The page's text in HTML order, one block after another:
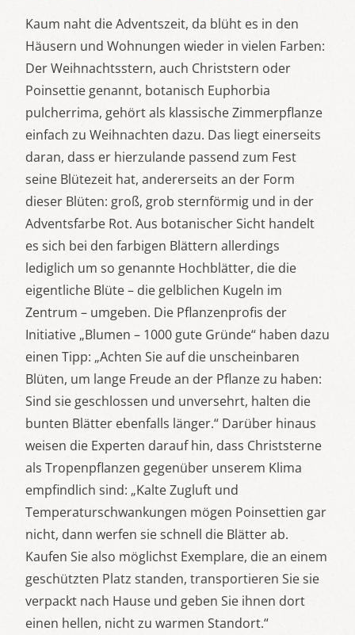
Kaum naht die Adventszeit, da blüht es in den
Häusern und Wohnungen wieder in vielen Farben:
Der Weihnachtsstern, auch Christstern oder
Poinsettie genannt, botanisch Euphorbia
pulcherrima, gehört als klassische Zimmerpflanze
einfach zu Weihnachten dazu. Das liegt einerseits
daran, dass er hierzulande passend zum Fest
seine Blütezeit hat, andererseits an der Form
dieser Blüten: groß, grob sternförmig und in der
Adventsfarbe Rot. Aus botanischer Sicht handelt
es sich bei den farbigen Blättern allerdings
lediglich um so genannte Hochblätter, die die
eigentliche Blüte – die gelblichen Kugeln im
Zentrum – umgeben. Die Pflanzenprofis der
Initiative „Blumen – 1000 gute Gründe“ haben dazu
einen Tipp: „Achten Sie auf die unscheinbaren
Blüten, um lange Freude an der Pflanze zu haben:
Sind sie geschlossen und unversehrt, halten die
bunten Blätter ebenfalls länger.“ Darüber hinaus
weisen die Experten darauf hin, dass Christsterne
als Tropenpflanzen gegenüber unserem Klima
empfindlich sind: „Kalte Zugluft und
Temperaturschwankungen mögen Poinsettien gar
nicht, dann werfen sie schnell die Blätter ab.
Kaufen Sie also möglichst Exemplare, die an einem
geschützten Platz standen, transportieren Sie sie
verpackt nach Hause und geben Sie ihnen dort
einen hellen, nicht zu warmen Standort.“